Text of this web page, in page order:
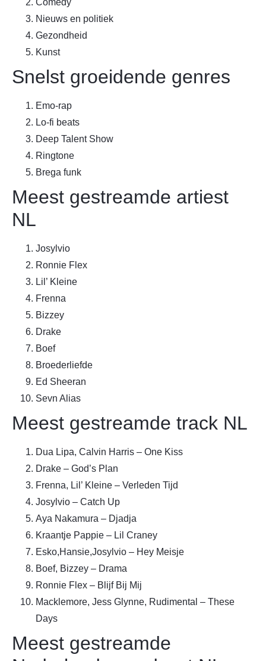
Nieuws en politiek
Gezondheid
Kunst
Snelst groeidende genres
Emo-rap
Lo-fi beats
Deep Talent Show
Ringtone
Brega funk
Meest gestreamde artiest
NL
Josylvio
Ronnie Flex
Lil’ Kleine
Frenna
Bizzey
Drake
Boef
Broederliefde
Ed Sheeran
Sevn Alias
Meest gestreamde track NL
Dua Lipa, Calvin Harris – One Kiss
Drake – God’s Plan
Frenna, Lil’ Kleine – Verleden Tijd
Josylvio – Catch Up
Aya Nakamura – Djadja
Kraantje Pappie – Lil Craney
Esko,Hansie,Josylvio – Hey Meisje
Boef, Bizzey – Drama
Ronnie Flex – Blijf Bij Mij
Macklemore, Jess Glynne, Rudimental – These
Days
Meest gestreamde